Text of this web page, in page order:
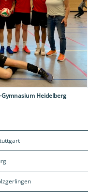
Heidelberg